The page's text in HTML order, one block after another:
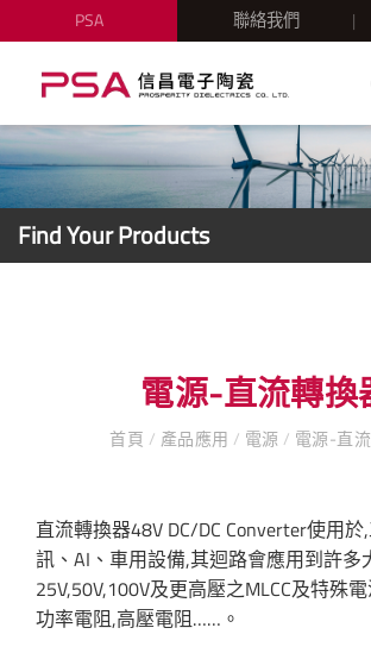
PSA 聯絡我們
Find Your Products
電源-直流轉換
首頁 / 產品應用 / 電源 / 電源-直
直流轉換器48V DC/DC Converter使用
訊、AI、車用設備,其迴路會應用到許多
25V,50V,100V及更高壓之MLCC及特殊
功率電阻,高壓電阻……。